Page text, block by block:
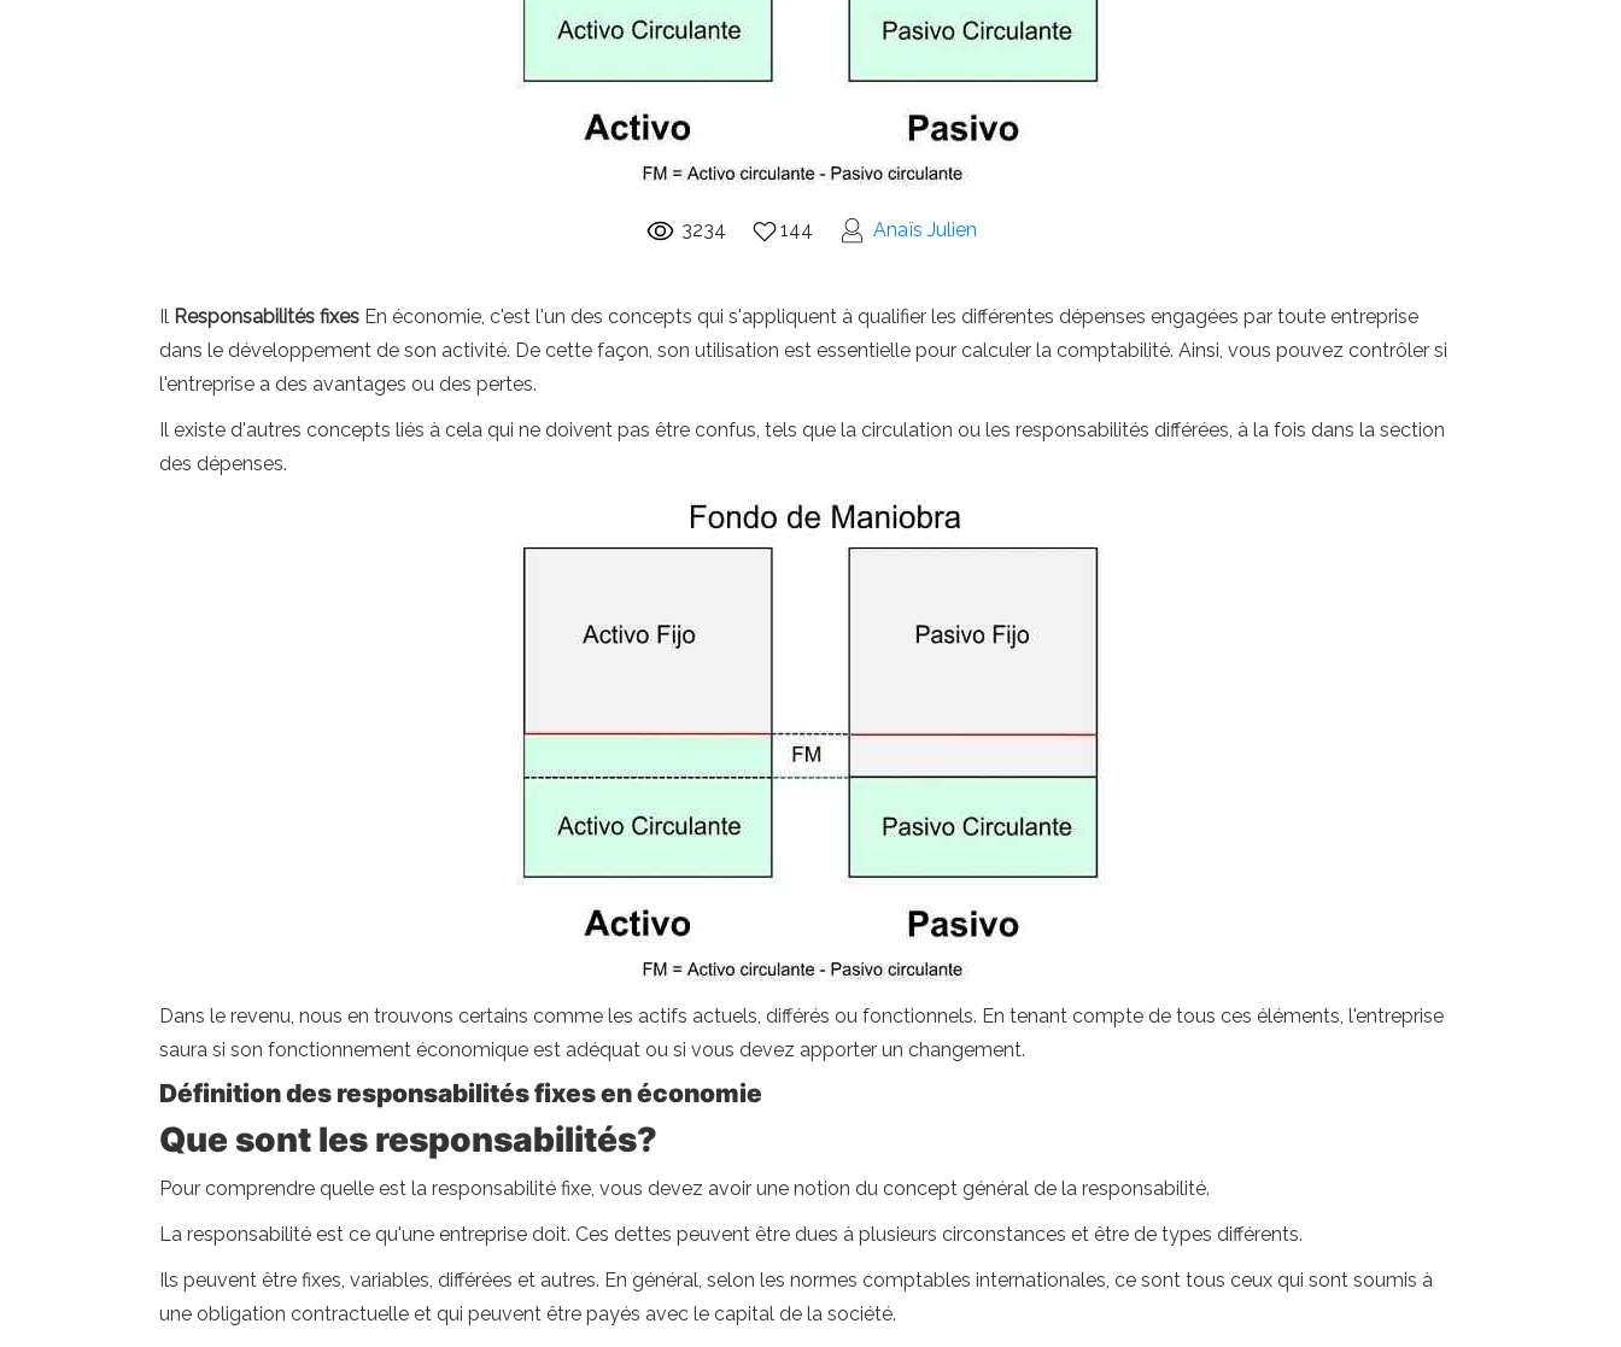
3234 144 Anaïs Julien
Il Responsabilités fixes En économie, c'est l'un des concepts qui s'appliquent à qualifier les différentes dépenses engagées par toute entreprise
dans le développement de son activité. De cette façon, son utilisation est essentielle pour calculer la comptabilité. Ainsi, vous pouvez contrôler si
l'entreprise a des avantages ou des pertes.
Il existe d'autres concepts liés à cela qui ne doivent pas être confus, tels que la circulation ou les responsabilités différées, à la fois dans la section
des dépenses.
Dans le revenu, nous en trouvons certains comme les actifs actuels, différés ou fonctionnels. En tenant compte de tous ces éléments, l'entreprise
saura si son fonctionnement économique est adéquat ou si vous devez apporter un changement.
Définition des responsabilités fixes en économie
Que sont les responsabilités?
Pour comprendre quelle est la responsabilité fixe, vous devez avoir une notion du concept général de la responsabilité.
La responsabilité est ce qu'une entreprise doit. Ces dettes peuvent être dues à plusieurs circonstances et être de types différents.
Ils peuvent être fixes, variables, différées et autres. En général, selon les normes comptables internationales, ce sont tous ceux qui sont soumis à
une obligation contractuelle et qui peuvent être payés avec le capital de la société.